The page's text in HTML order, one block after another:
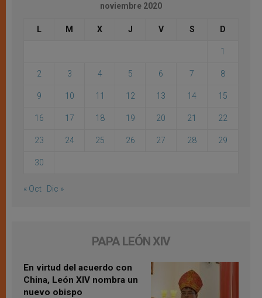
noviembre 2020
L M X J V S D
1
2 3 4 5 6 7 8
9 10 11 12 13 14 15
16 17 18 19 20 21 22
23 24 25 26 27 28 29
30
« Oct Dic »
PAPA LEÓN XIV
En virtud del acuerdo con
China, León XIV nombra un
nuevo obispo